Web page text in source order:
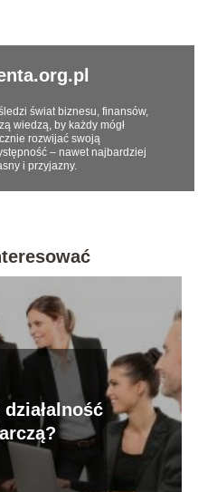
świat biznesu, finansów,
wiedzą, by każdy mógł
rozwijać swoją
– nawet najbardziej
i przyjazny.